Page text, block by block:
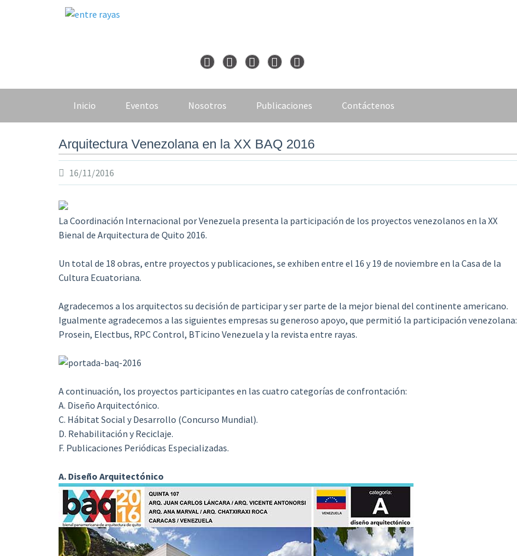
Inicio Eventos Nosotros Publicaciones Contáctenos
Arquitectura Venezolana en la XX BAQ 2016
16/11/2016
La Coordinación Internacional por Venezuela presenta la participación de los proyectos venezolanos en la XX
Bienal de Arquitectura de Quito 2016.
Un total de 18 obras, entre proyectos y publicaciones, se exhiben entre el 16 y 19 de noviembre en la Casa de la
Cultura Ecuatoriana.
Agradecemos a los arquitectos su decisión de participar y ser parte de la mejor bienal del continente americano.
Igualmente agradecemos a las siguientes empresas su generoso apoyo, que permitió la participación venezolana:
Prosein, Electbus, RPC Control, BTicino Venezuela y la revista entre rayas.
A continuación, los proyectos participantes en las cuatro categorías de confrontación:
A. Diseño Arquitectónico.
C. Hábitat Social y Desarrollo (Concurso Mundial).
D. Rehabilitación y Reciclaje.
F. Publicaciones Periódicas Especializadas.
A. Diseño Arquitectónico